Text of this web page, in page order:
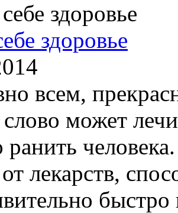
здоровье
всем,
может
ранить
лекарств,